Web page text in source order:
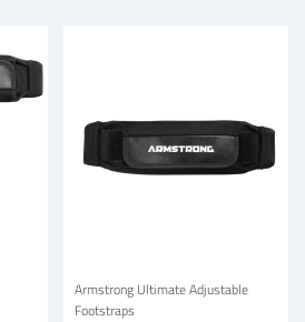
Armstrong Ultimate Adjustable
Footstraps